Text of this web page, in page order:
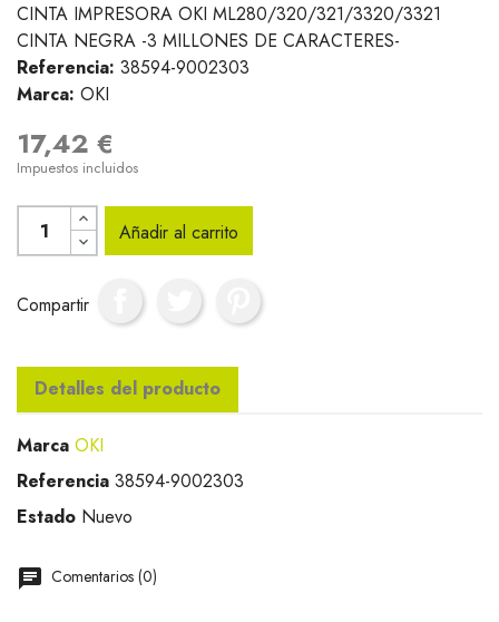
CINTA IMPRESORA OKI ML280/320/321/3320/3321
CINTA NEGRA -3 MILLONES DE CARACTERES-
Referencia: 38594-9002303
Marca: OKI
17,42 €
Impuestos incluidos
Añadir al carrito
Compartir
Detalles del producto
Marca OKI
Referencia 38594-9002303
Estado Nuevo
Comentarios (0)